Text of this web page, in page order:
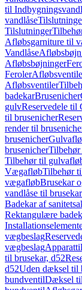
til
vandlåse
Tilslutninger
Afløbsgarniture til
Vandlåse
Afløbsbøjninger
Feroler
Afløbsventiler
badekarBrusenicher
gulvReservedele til
til brusenicher
render til
brusenicher
brusenicher
Tilbehør til
VægafløbTilbehør
vægafløbBrusekar
vandlåse til brusekar
Badekar af
Rektangulære
vægbeslag
vægbeslag
til brusekar, d52
d52Uden dæksel til
bundventilDæksel